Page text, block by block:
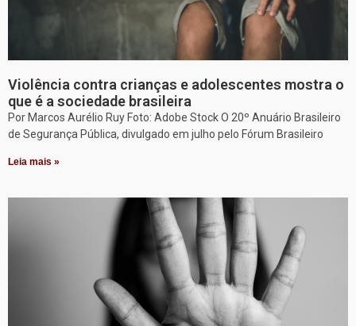
Violência contra crianças e adolescentes mostra o
que é a sociedade brasileira
Por Marcos Aurélio Ruy Foto: Adobe Stock O 20º Anuário Brasileiro
de Segurança Pública, divulgado em julho pelo Fórum Brasileiro
Leia mais »